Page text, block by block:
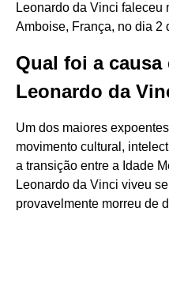
Leonardo da Vinci faleceu
Amboise, França, no dia 2
Qual foi a causa
Leonardo da
Um dos maiores
movimento cultural,
a transição entre a Idade
Leonardo da Vinci viveu
provavelmente morreu de